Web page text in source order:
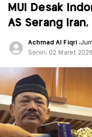
MUI Desak
AS Serang
Achmad Al Fiqri ,
Senin, 02 Maret